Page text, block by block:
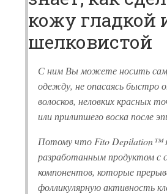
кожу гладкой
шелковистой
С ним Вы можете носить
одежду, не опасаясь быстро
волосков, неловких красных
или прилипшего воска после
Потому что Fito Depilation™
разработанным продуктом с
компонентов, которые
фолликулярную активность